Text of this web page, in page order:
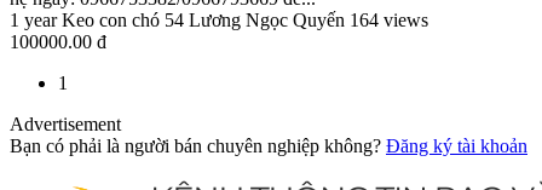
1 year Keo con chó 54 Lương Ngọc Quyến 164 views
100000.00 đ
1
Advertisement
Bạn có phải là người bán chuyên nghiệp không? Đăng ký tài khoản